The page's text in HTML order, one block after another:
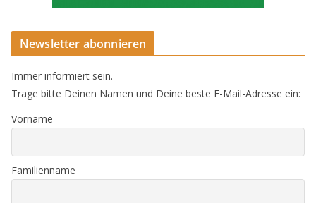
Newsletter abonnieren
Immer informiert sein.
Trage bitte Deinen Namen und Deine beste E-Mail-Adresse ein:
Vorname
Familienname